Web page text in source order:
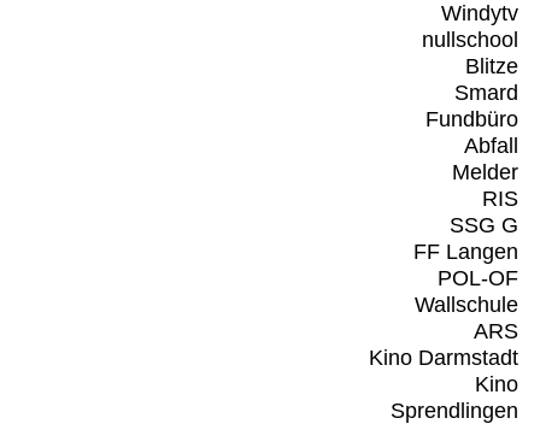
Windytv
nullschool
Blitze
Smard
Fundbüro
Abfall
Melder
RIS
SSG G
FF Langen
POL-OF
Wallschule
ARS
Kino Darmstadt
Kino
Sprendlingen